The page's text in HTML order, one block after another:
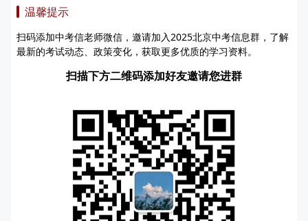
温馨提示
扫码添加中考信老师微信，邀请加入2025北京中考信息群，了解
最新的考试动态、政策变化，获取更多优质的学习资料。
扫描下方二维码添加好友邀请您进群